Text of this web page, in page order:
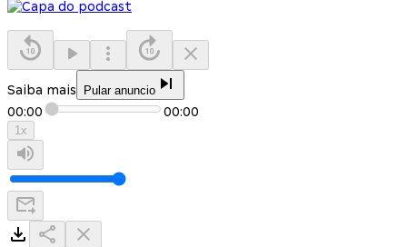
Saiba mais Pular anuncio
00:00 00:00
1x